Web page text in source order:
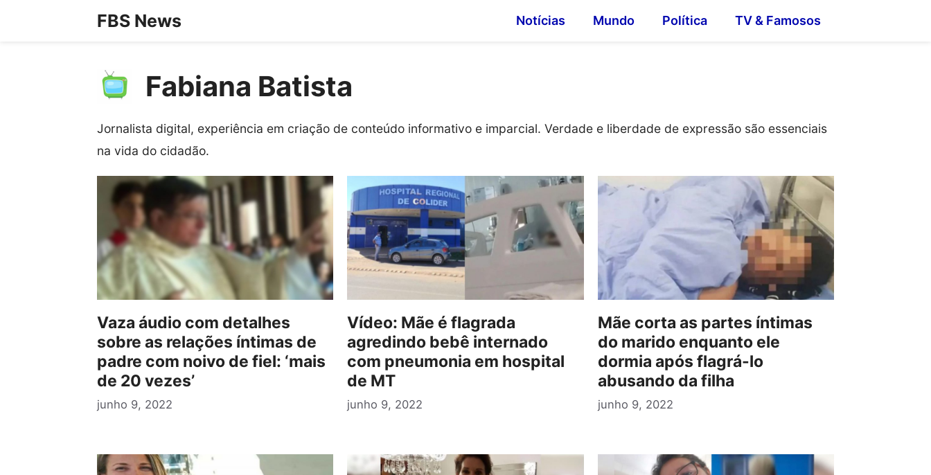
FBS News Notícias Mundo Política TV & Famosos
Fabiana Batista
Jornalista digital, experiência em criação de conteúdo informativo e imparcial. Verdade e liberdade de expressão são essenciais
na vida do cidadão.
Vaza áudio com detalhes
sobre as relações íntimas de
padre com noivo de fiel: ‘mais
de 20 vezes’
junho 9, 2022
Vídeo: Mãe é flagrada
agredindo bebê internado
com pneumonia em hospital
de MT
junho 9, 2022
Mãe corta as partes íntimas
do marido enquanto ele
dormia após flagrá-lo
abusando da filha
junho 9, 2022